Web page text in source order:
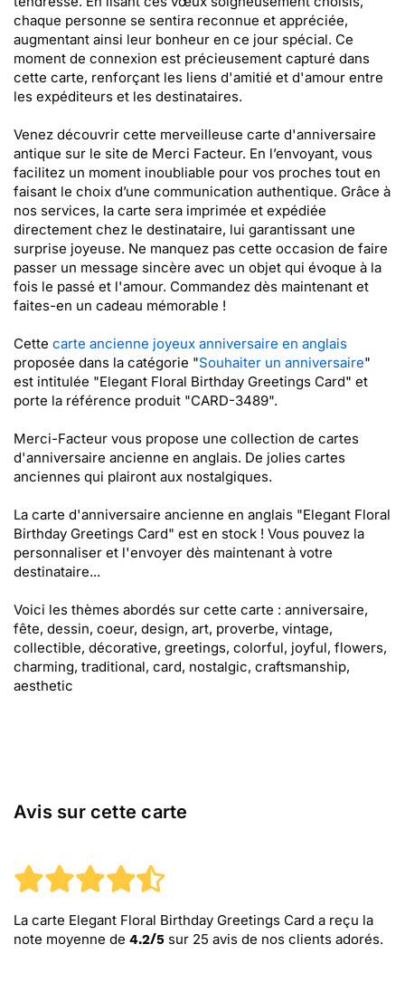
chaque personne se sentira reconnue et appréciée,
augmentant ainsi leur bonheur en ce jour spécial. Ce
moment de connexion est précieusement capturé dans
cette carte, renforçant les liens d'amitié et d'amour entre
les expéditeurs et les destinataires.
Venez découvrir cette merveilleuse carte d'anniversaire
antique sur le site de Merci Facteur. En l’envoyant, vous
facilitez un moment inoubliable pour vos proches tout en
faisant le choix d’une communication authentique. Grâce à
nos services, la carte sera imprimée et expédiée
directement chez le destinataire, lui garantissant une
surprise joyeuse. Ne manquez pas cette occasion de faire
passer un message sincère avec un objet qui évoque à la
fois le passé et l'amour. Commandez dès maintenant et
faites-en un cadeau mémorable !
Cette carte ancienne joyeux anniversaire en anglais
proposée dans la catégorie "Souhaiter un anniversaire"
est intitulée "Elegant Floral Birthday Greetings Card" et
porte la référence produit "CARD-3489".
Merci-Facteur vous propose une collection de cartes
d'anniversaire ancienne en anglais. De jolies cartes
anciennes qui plairont aux nostalgiques.
La carte d'anniversaire ancienne en anglais "Elegant Floral
Birthday Greetings Card" est en stock ! Vous pouvez la
personnaliser et l'envoyer dès maintenant à votre
destinataire...
Voici les thèmes abordés sur cette carte : anniversaire,
fête, dessin, coeur, design, art, proverbe, vintage,
collectible, décorative, greetings, colorful, joyful, flowers,
charming, traditional, card, nostalgic, craftsmanship,
aesthetic
Avis sur cette carte
La carte Elegant Floral Birthday Greetings Card a reçu la
note moyenne de 4.2/5 sur 25 avis de nos clients adorés.